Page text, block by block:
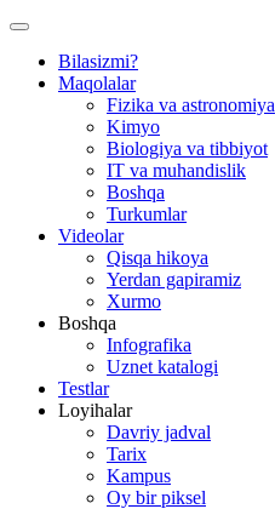
Bilasizmi?
Maqolalar
Fizika va astronomiya
Kimyo
Biologiya va tibbiyot
IT va muhandislik
Boshqa
Turkumlar
Videolar
Qisqa hikoya
Yerdan gapiramiz
Xurmo
Boshqa
Infografika
Uznet katalogi
Testlar
Loyihalar
Davriy jadval
Tarix
Kampus
Oy bir piksel